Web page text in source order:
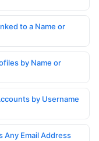
to a Name or
by Name or
by Username
Any Email Address